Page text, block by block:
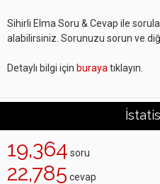
Sihirli Elma Soru & Cevap ile
alabilirsiniz. Sorunuzu sorun ve
Detaylı bilgi için buraya tıklayın.
19,364 soru
22,785 cevap